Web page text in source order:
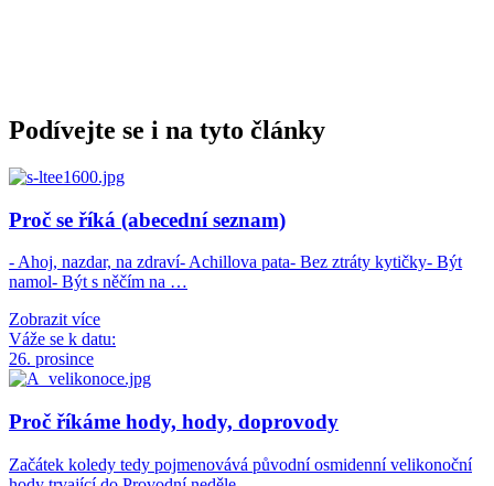
Podívejte se i na tyto články
Proč se říká (abecední seznam)
- Ahoj, nazdar, na zdraví- Achillova pata- Bez ztráty kytičky- Být
namol- Být s něčím na …
Zobrazit více
Váže se k datu:
26. prosince
Proč říkáme hody, hody, doprovody
Začátek koledy tedy pojmenovává původní osmidenní velikonoční